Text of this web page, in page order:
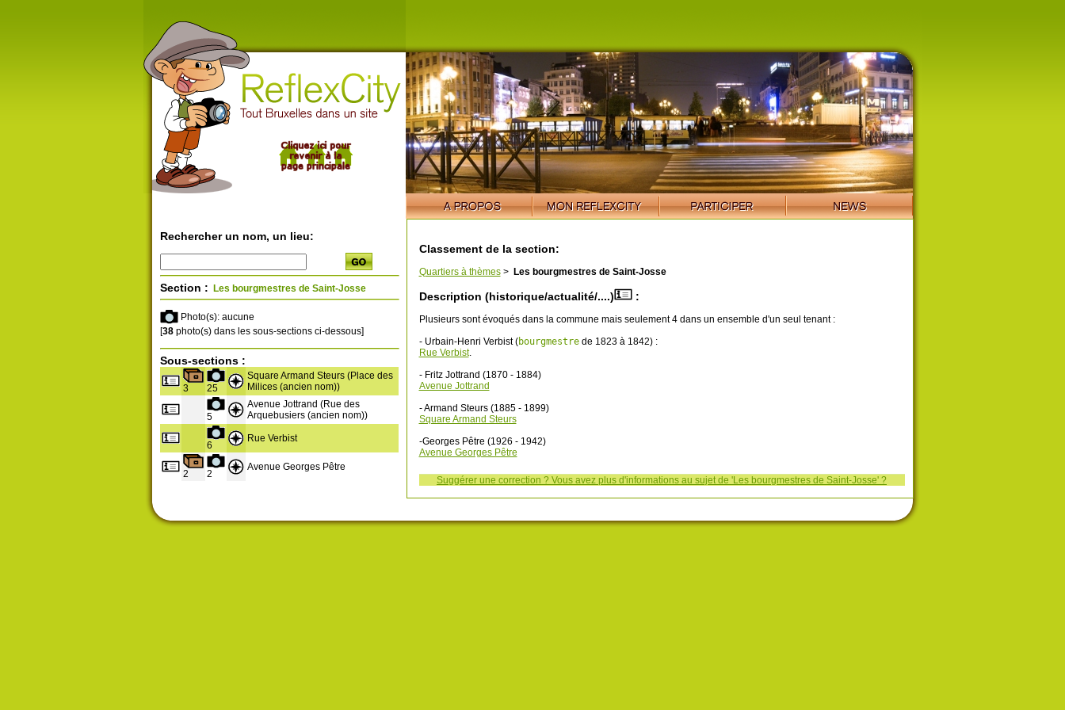
Rechercher un nom, un lieu:
Section : Les bourgmestres de Saint-Josse
Photo(s): aucune
[38photo(s) dans les sous-sections ci-dessous]
Sous-sections :
3 25
Square Armand Steurs (Place des
Milices (ancien nom))
5
Avenue Jottrand (Rue des
Arquebusiers (ancien nom))
6
Rue Verbist
2 2
Avenue Georges Pêtre
Classement de la section:
Quartiers à thèmes> Les bourgmestres de Saint-Josse
Description (historique/actualité/....) :
Plusieurs sont évoqués dans la commune mais seulement 4 dans un ensemble d'un seul tenant :
- Urbain-Henri Verbist (bourgmestrede 1823 à 1842) :
Rue Verbist.
- Fritz Jottrand (1870 - 1884)
Avenue Jottrand
- Armand Steurs (1885 - 1899)
Square Armand Steurs
-Georges Pêtre (1926 - 1942)
Avenue Georges Pêtre
Suggérer une correction ? Vous avez plus d'informations au sujet de 'Les bourgmestres de Saint-Josse' ?